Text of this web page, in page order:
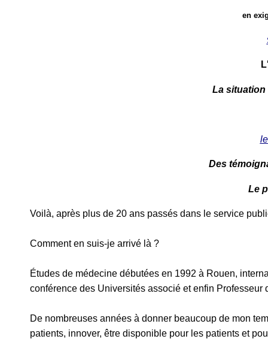
en
La
le
Des
Le
Voilà, après plus de 20 ans passés dans le service
Comment en suis-je arrivé là ?
Études de médecine débutées en 1992 à Rouen,
conférence des Universités associé et enfin
De nombreuses années à donner beaucoup de mon
patients, innover, être disponible pour les patients et